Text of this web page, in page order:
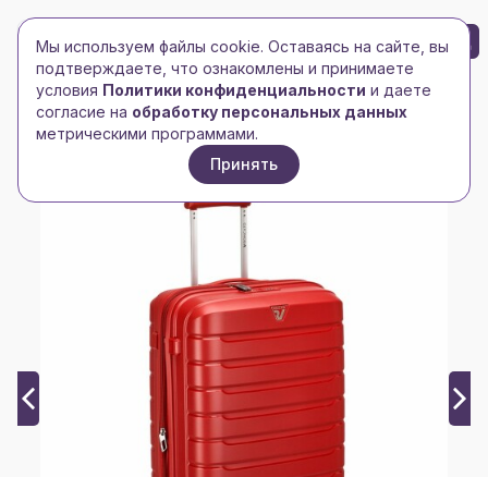
Toggle navigation
Toggle navigation
БРЕНД-ЛОГО 0
Главная/Сумки и чемоданы/Чемоданы/
Чемодан Butterfly M, красный
Мы используем файлы cookie. Оставаясь на сайте, вы
подтверждаете, что ознакомлены и принимаете
условия Политики конфиденциальности и даете
согласие на обработку персональных данных
метрическими программами.
Принять